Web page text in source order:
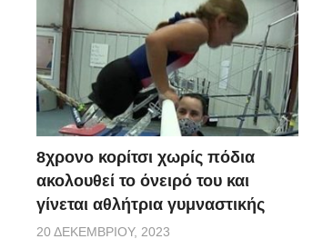
8χρονο κορίτσι χωρίς πόδια
ακολουθεί το όνειρό του και
γίνεται αθλήτρια γυμναστικής
20 ΔΕΚΕΜΒΡΊΟΥ, 2023